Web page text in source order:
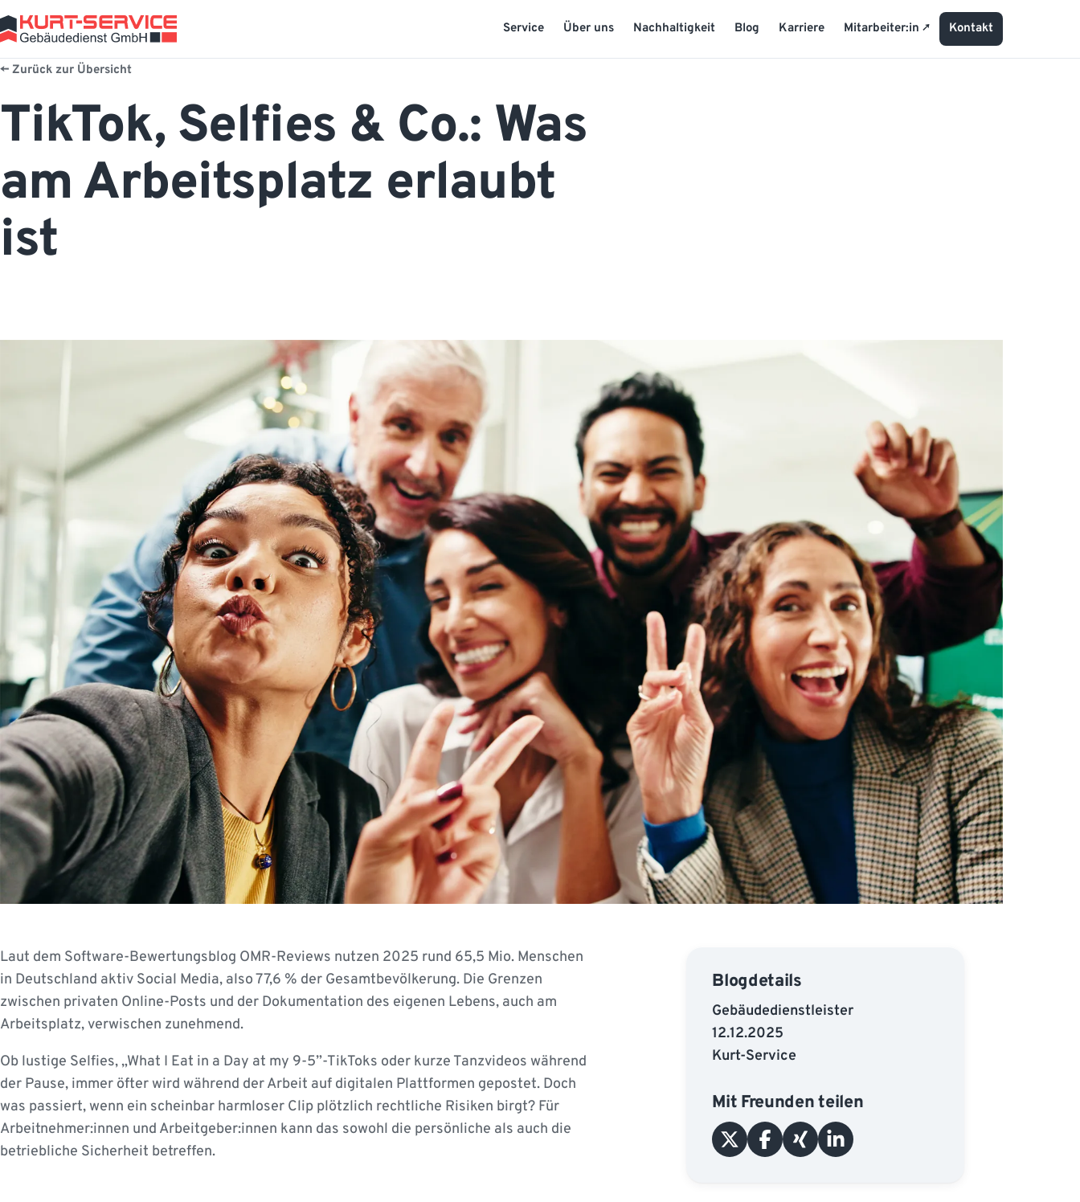
Service Über uns Nachhaltigkeit Blog Karriere Mitarbeiter:in Kontakt
Zurück zur Übersicht
TikTok, Selfies & Co.: Was
am Arbeitsplatz erlaubt
ist
Laut dem Software-Bewertungsblog OMR-Reviews nutzen 2025 rund 65,5 Mio. Menschen
in Deutschland aktiv Social Media, also 77,6 % der Gesamtbevölkerung. Die Grenzen
zwischen privaten Online-Posts und der Dokumentation des eigenen Lebens, auch am
Arbeitsplatz, verwischen zunehmend.
Ob lustige Selfies, „What I Eat in a Day at my 9-5”-TikToks oder kurze Tanzvideos während
der Pause, immer öfter wird während der Arbeit auf digitalen Plattformen gepostet. Doch
was passiert, wenn ein scheinbar harmloser Clip plötzlich rechtliche Risiken birgt? Für
Arbeitnehmer:innen und Arbeitgeber:innen kann das sowohl die persönliche als auch die
betriebliche Sicherheit betreffen.
Blogdetails
Gebäudedienstleister
12.12.2025
Kurt-Service
Mit Freunden teilen